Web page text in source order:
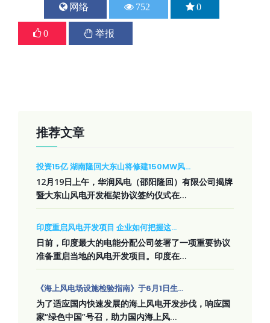
网络 752 0
0 举报
上一篇
一季度海洋生产总值同比增长...
下一篇
华能牵头打造大规模海上风电...
推荐文章
投资15亿 湖南隆回大东山将修建150MW风...
12月19日上午，华润风电（邵阳隆回）有限公司揭牌
暨大东山风电开发框架协议签约仪式在...
印度重启风电开发项目 企业如何把握这...
日前，印度最大的电能分配公司签署了一项重要协议
准备重启当地的风电开发项目。印度在...
《海上风电场设施检验指南》于6月1日生...
为了适应国内快速发展的海上风电开发步伐，响应国
家“绿色中国”号召，助力国内海上风...